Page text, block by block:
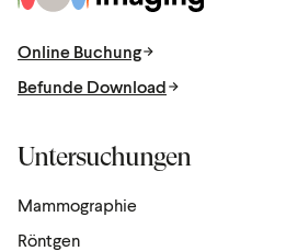
Online Buchung
Befunde Download
Untersuchungen
Mammographie
Röntgen